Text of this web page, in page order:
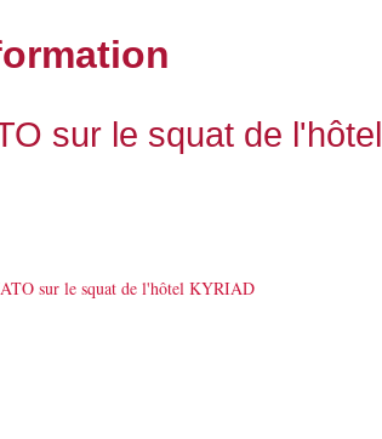
sur le squat de l'hôtel